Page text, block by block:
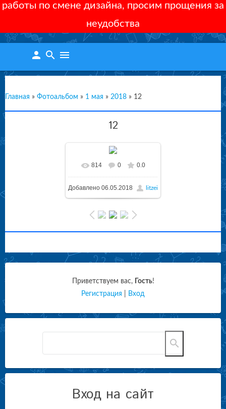
работы по смене дизайна, просим прощения за
неудобства
person search menu
Главная » Фотоальбом » 1 мая » 2018 » 12
12
814 0 0.0
Добавлено 06.05.2018 litzei
Приветствуем вас, Гость!
Регистрация
Вход
Вход на сайт